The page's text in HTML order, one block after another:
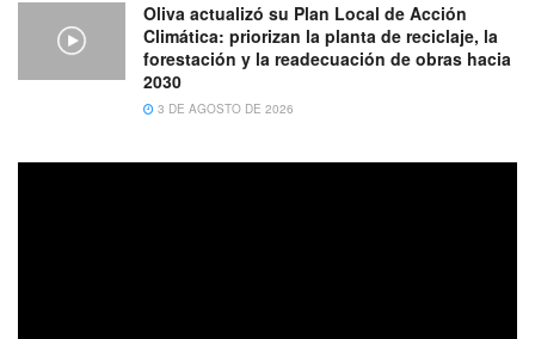
Oliva actualizó su Plan Local de Acción
Climática: priorizan la planta de reciclaje, la
forestación y la readecuación de obras hacia
2030
3 DE AGOSTO DE 2026